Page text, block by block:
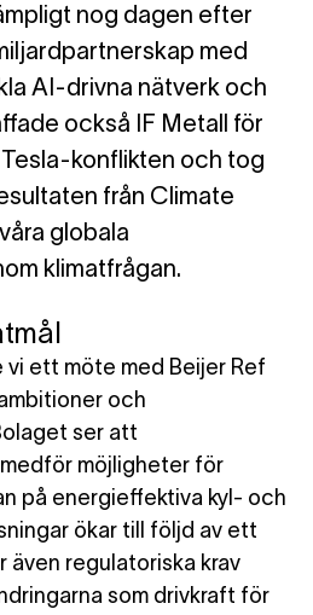
nog dagen efter
med
AI-drivna nätverk och
också IF Metall för
konflikten och tog
från Climate
globala
klimatfrågan.
vi ett möte med Beijer Ref
och
ser att
möjligheter för
på energieffektiva kyl- och
ökar till följd av ett
även regulatoriska krav
som drivkraft för